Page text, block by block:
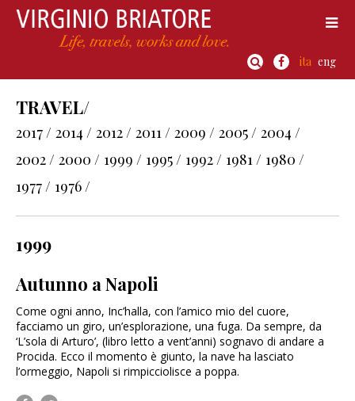
ita eng
TRAVEL/
2017 / 2014 / 2012 / 2011 / 2009 / 2005 / 2004 /
2002 / 2000 / 1999 / 1995 / 1992 / 1981 / 1980 /
1977 / 1976 /
1999
Autunno a Napoli
Come ogni anno, Inc’halla, con l’amico mio del cuore,
facciamo un giro, un’esplorazione, una fuga. Da sempre, da
‘L’sola di Arturo’, (libro letto a vent’anni) sognavo di andare a
Procida. Ecco il momento è giunto, la nave ha lasciato
l’ormeggio, Napoli si rimpicciolisce a poppa.